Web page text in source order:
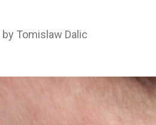
by Tomislaw Dalic